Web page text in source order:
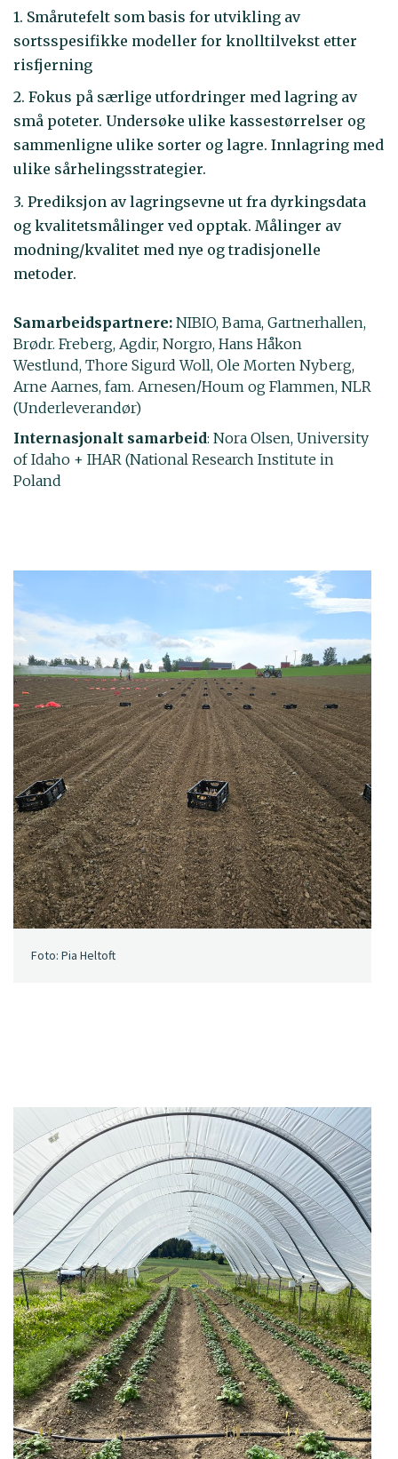
1. Smårutefelt som basis for utvikling av
sortsspesifikke modeller for knolltilvekst etter
risfjerning
2. Fokus på særlige utfordringer med lagring av
små poteter. Undersøke ulike kassestørrelser og
sammenligne ulike sorter og lagre. Innlagring med
ulike sårhelingsstrategier.
3. Prediksjon av lagringsevne ut fra dyrkingsdata
og kvalitetsmålinger ved opptak. Målinger av
modning/kvalitet med nye og tradisjonelle
metoder.
Samarbeidspartnere: NIBIO, Bama, Gartnerhallen,
Brødr. Freberg, Agdir, Norgro, Hans Håkon
Westlund, Thore Sigurd Woll, Ole Morten Nyberg,
Arne Aarnes, fam. Arnesen/Houm og Flammen, NLR
(Underleverandør)
Internasjonalt samarbeid: Nora Olsen, University
of Idaho + IHAR (National Research Institute in
Poland
Foto: Pia Heltoft